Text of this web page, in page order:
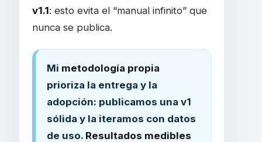
v1.1: esto evita el “manual infinito” que
nunca se publica.
Mi metodología propia
prioriza la entrega y la
adopción: publicamos una v1
sólida y la iteramos con datos
de uso. Resultados medibles